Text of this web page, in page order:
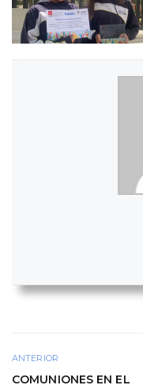
ANTERIOR
COMUNIONES EN EL